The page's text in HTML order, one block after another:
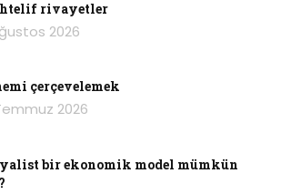
rivayetler
2026
çerçevelemek
2026
bir ekonomik model mümkün